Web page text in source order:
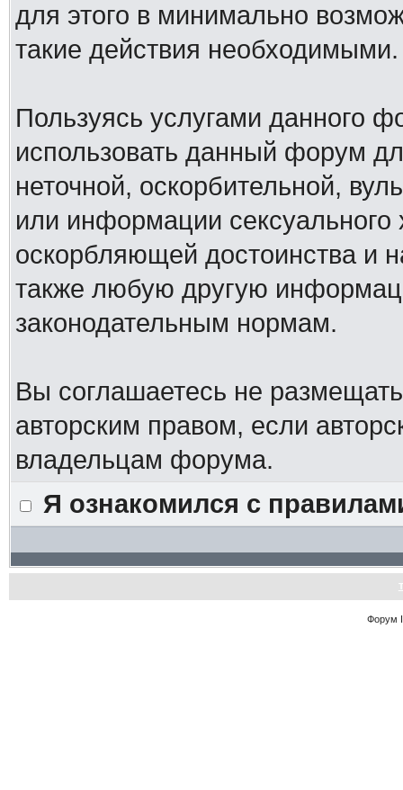
для этого в минимально
такие действия необходимыми.
Пользуясь услугами данного
использовать данный форум
неточной, оскорбительной,
или информации
оскорбляющей достоинства и
также любую другую
законодательным нормам.
Вы соглашаетесь не
авторским правом, если
владельцам форума.
Я ознакомился с
Форум